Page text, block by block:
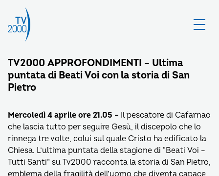
TV2000 APPROFONDIMENTI – Ultima
puntata di Beati Voi con la storia di San
Pietro
Mercoledì 4 aprile ore 21.05 – Il pescatore di Cafarnao
che lascia tutto per seguire Gesù, il discepolo che lo
rinnega tre volte, colui sul quale Cristo ha edificato la
Chiesa. L’ultima puntata della stagione di “Beati Voi –
Tutti Santi” su Tv2000 racconta la storia di San Pietro,
emblema della fragilità dell’uomo che diventa capace